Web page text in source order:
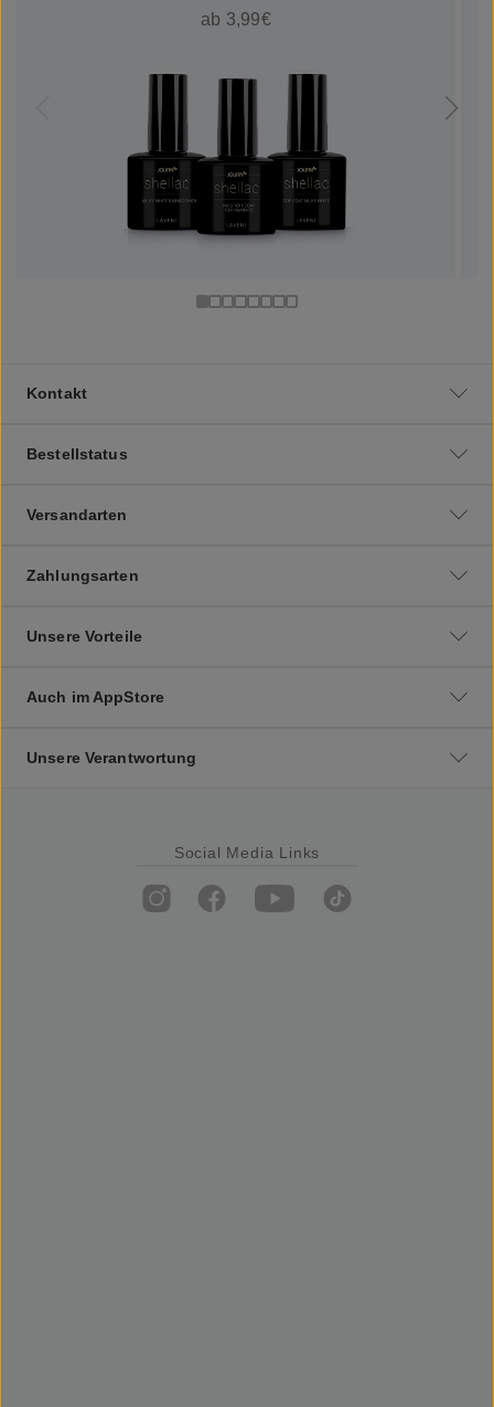
ab 3,99€
Kontakt
Bestellstatus
Versandarten
Zahlungsarten
Unsere Vorteile
Auch im AppStore
Unsere Verantwortung
Social Media Links